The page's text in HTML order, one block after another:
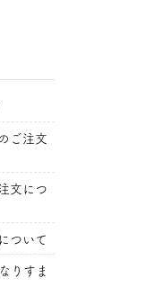
ご注文
文につ
ついて
りすま